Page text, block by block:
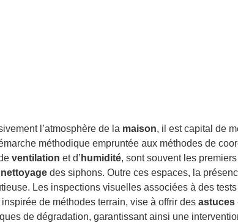
l’atmosphère de la maison, il est capital de
méthodique empruntée aux méthodes de
ventilation et d’ humidité, sont souvent les
nettoyage des siphons. Outre ces espaces, la
Les inspections visuelles associées à des
de méthodes terrain, vise à offrir des astuces
de dégradation, garantissant ainsi une